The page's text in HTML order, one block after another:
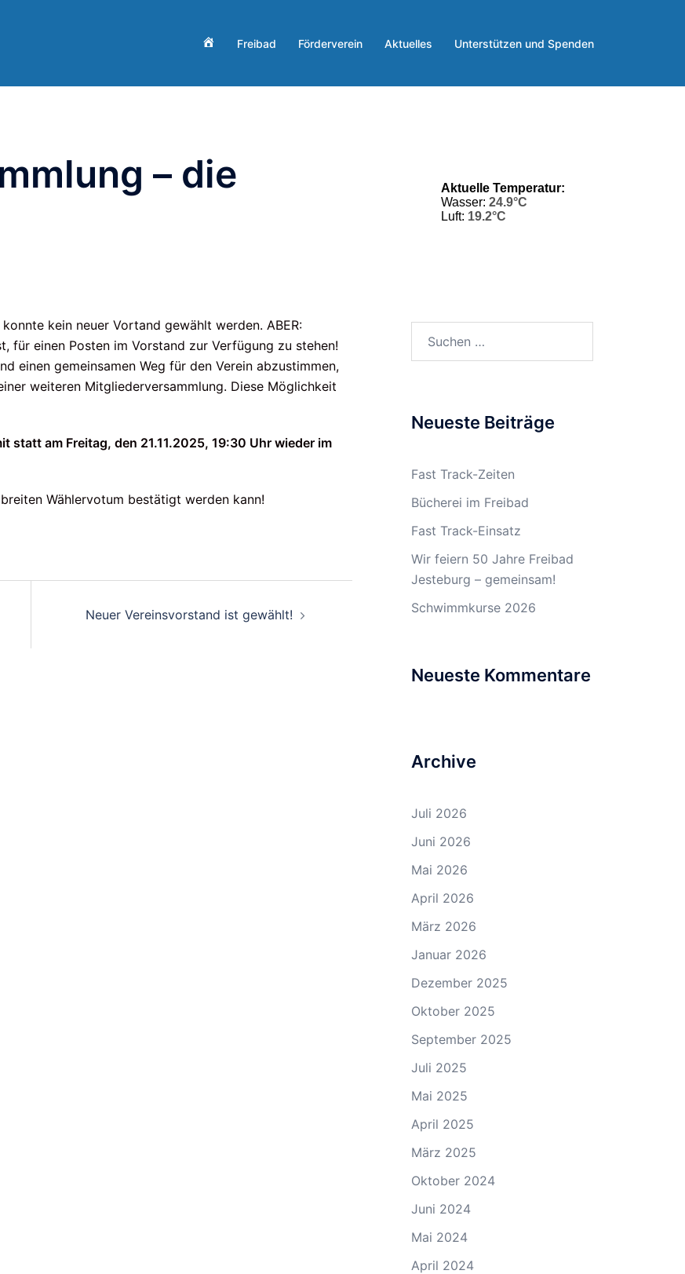
StartFreibad Förderverein Aktuelles Unterstützen und Spenden
– die
kein neuer Vortand gewählt werden. ABER:
für einen Posten im Vorstand zur Verfügung zu stehen!
einen gemeinsamen Weg für den Verein abzustimmen,
weiteren Mitgliederversammlung. Diese Möglichkeit
am Freitag, den 21.11.2025, 19:30 Uhr wieder im
Wählervotum bestätigt werden kann!
Neuer Vereinsvorstand ist gewählt!
Neueste Beiträge
Fast Track-Zeiten
Bücherei im Freibad
Fast Track-Einsatz
Wir feiern 50 Jahre Freibad
Jesteburg – gemeinsam!
Schwimmkurse 2026
Neueste Kommentare
Archive
Juli 2026
Juni 2026
Mai 2026
April 2026
März 2026
Januar 2026
Dezember 2025
Oktober 2025
September 2025
Juli 2025
Mai 2025
April 2025
März 2025
Oktober 2024
Juni 2024
Mai 2024
April 2024